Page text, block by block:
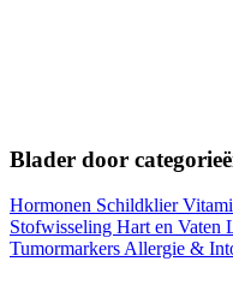
Blader door
Hormonen Schildklier
Stofwisseling Hart en Vaten
TumormarkersAllergie &